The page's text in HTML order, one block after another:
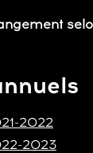
2022
2023